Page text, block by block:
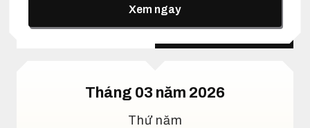
Xem ngay
Lịch dương Lịch âm
Tháng 03 năm 2026
Thứ năm